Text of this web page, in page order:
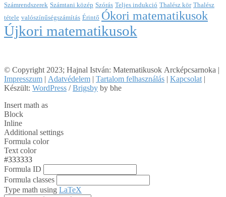
Számrendszerek Számtani közép Szórás Teljes indukció Thalész kör Thalész
tétele valószínűségszámítás Érintő Ókori matematikusok
Újkori matematikusok
© Copyright 2023; Hajnal István: Matematikusok Arcképcsarnoka |
Impresszum | Adatvédelem | Tartalom felhasználás | Kapcsolat |
Készült: WordPress /Brigsby by bhe
Insert math as
Block
Inline
Additional settings
Formula color
Text color
#333333
Formula ID
Formula classes
Type math using LaTeX